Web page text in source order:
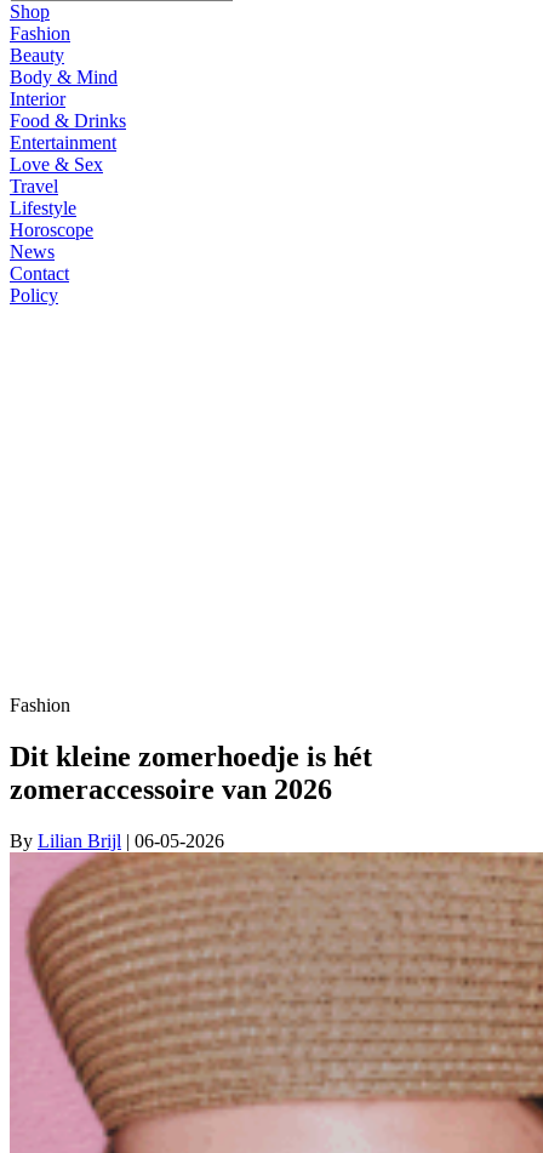
Shop
Fashion
Beauty
Body & Mind
Interior
Food & Drinks
Entertainment
Love & Sex
Travel
Lifestyle
Horoscope
News
Contact
Policy
Fashion
Dit kleine zomerhoedje is hét
zomeraccessoire van 2026
By Lilian Brijl | 06-05-2026